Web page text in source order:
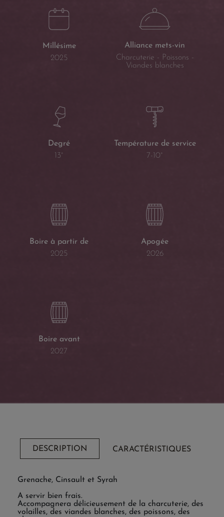
Millésime
2025
Alliance mets-vin
Charcuterie - Poissons -
Viandes blanches
Degré
13°
Température de service
7-10°
Boire à partir de
2025
Apogée
2026
Boire avant
2027
DESCRIPTION CARACTÉRISTIQUES
Grenache, Cinsault et Syrah
A servir bien frais.
Accompagnera délicieusement de la charcuterie, des
volailles, des viandes blanches, des poissons, des